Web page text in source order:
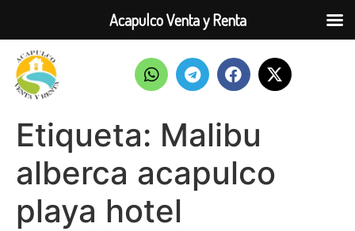
Etiqueta: Malibu
alberca acapulco
playa hotel
Acapulco Venta y Renta